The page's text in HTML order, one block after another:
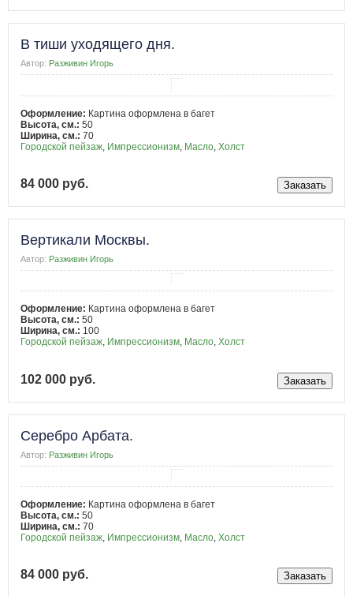
В тиши уходящего дня.
Автор: Разживин Игорь
Оформление: Картина оформлена в багет
Высота, см.: 50
Ширина, см.: 70
Городской пейзаж Импрессионизм Масло Холст
84 000 руб.
Вертикали Москвы.
Автор: Разживин Игорь
Оформление: Картина оформлена в багет
Высота, см.: 50
Ширина, см.: 100
Городской пейзаж, Импрессионизм, Масло, Холст
102 000 руб.
Серебро Арбата.
Автор: Разживин Игорь
Оформление: Картина оформлена в багет
Высота, см.: 50
Ширина, см.: 70
Городской пейзаж, Импрессионизм, Масло, Холст
84 000 руб.